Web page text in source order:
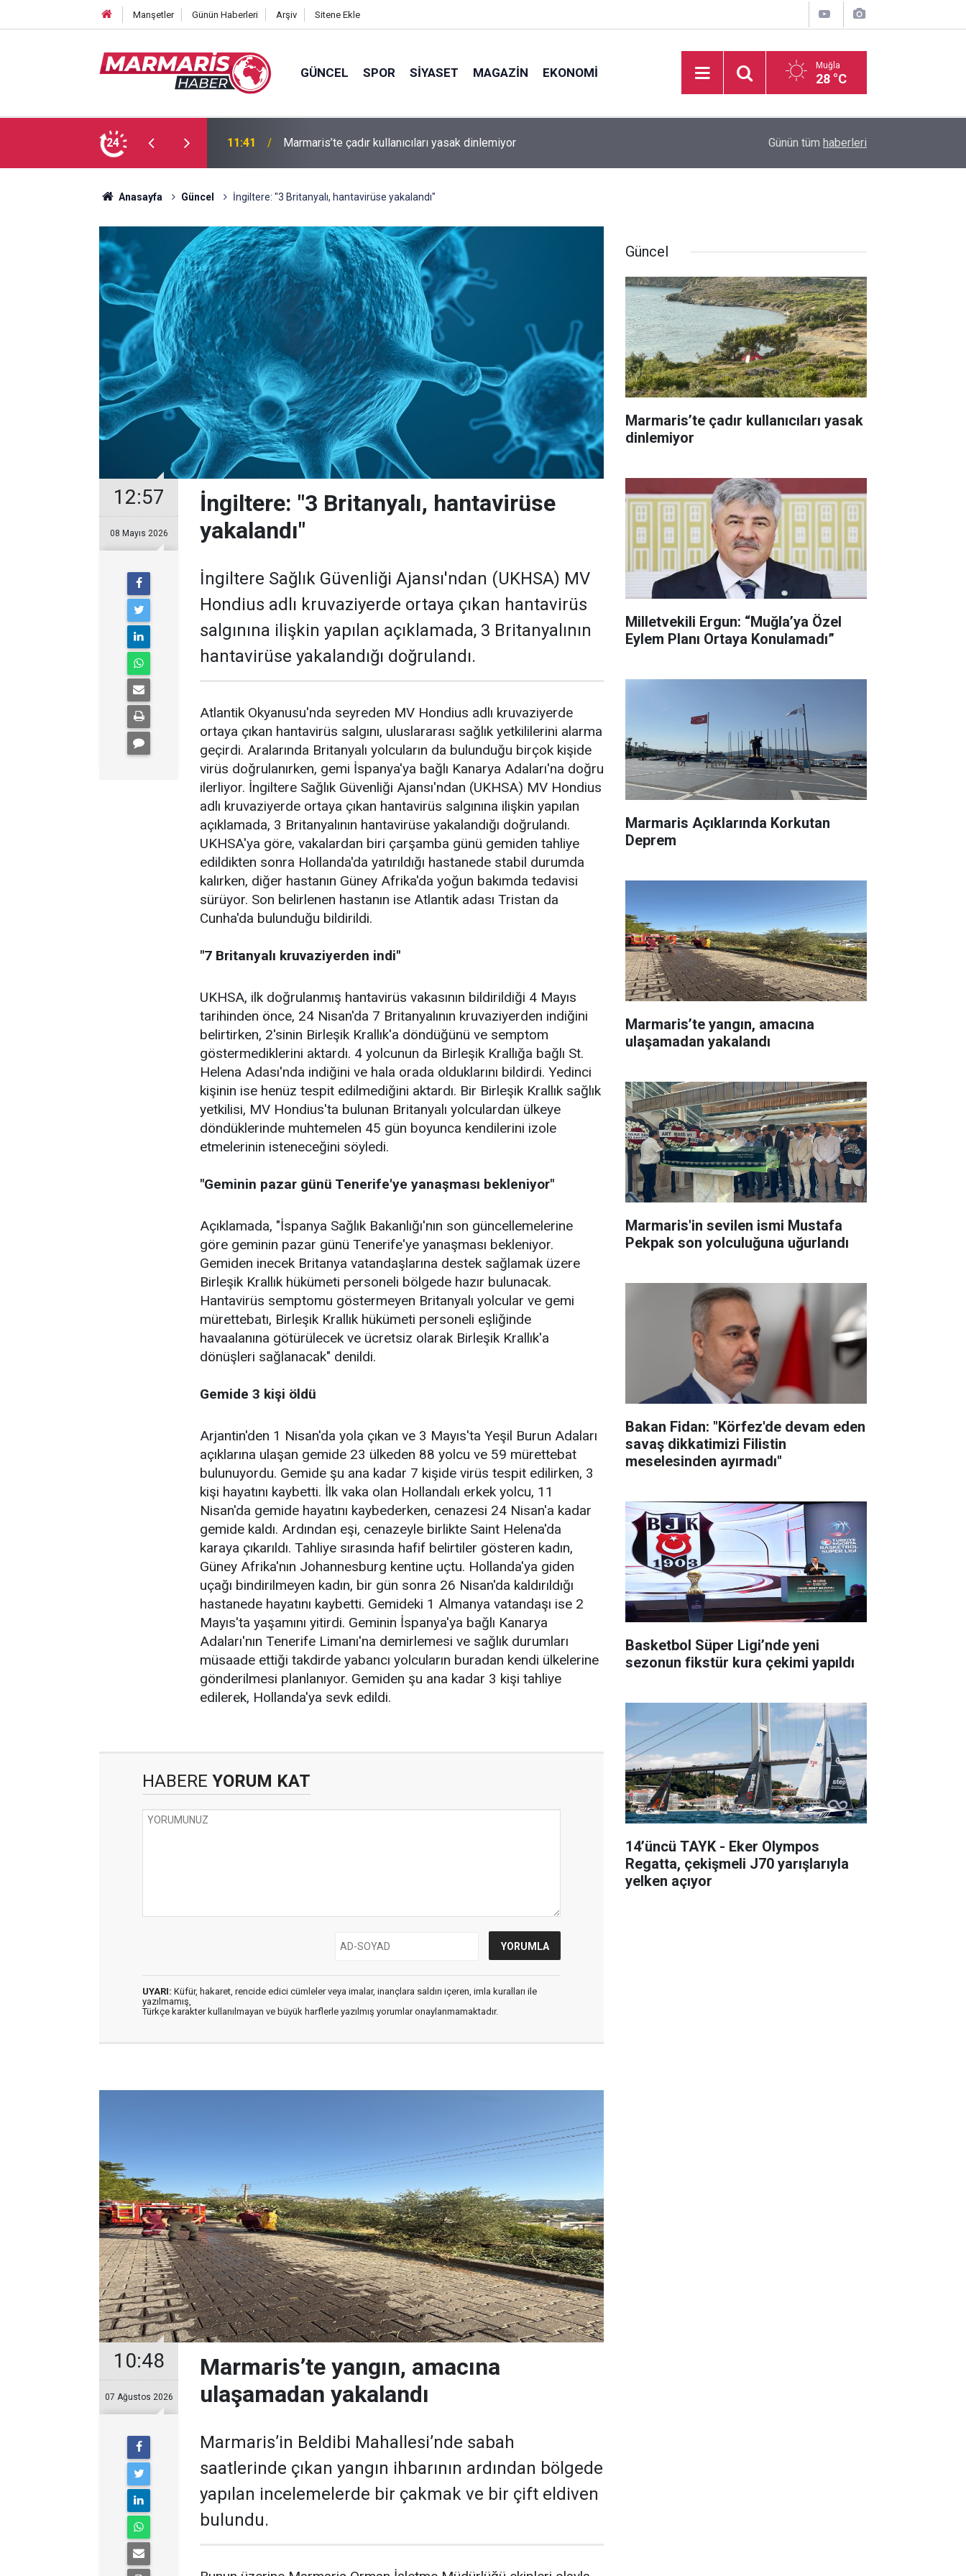
Manşetler Günün Haberleri Arşiv Sitene Ekle
GÜNCEL SPOR SIYASET MAGAZIN EKONOMI Muğla
28 °C
24 11:11 Milletvekili Ergun: “Muğla’ya Özel Eylem Planı Ortaya Konulamadı” Marmaris Açıklarında Korkutan Deprem
Günün tüm haberleri
Anasayfa Güncel İngiltere: "3 Britanyalı, hantavirüse yakalandı"
12:57
08 Mayıs 2026
İngiltere: "3 Britanyalı, hantavirüse
yakalandı"
İngiltere Sağlık Güvenliği Ajansı'ndan (UKHSA) MV
Hondius adlı kruvaziyerde ortaya çıkan hantavirüs
salgınına ilişkin yapılan açıklamada, 3 Britanyalının
hantavirüse yakalandığı doğrulandı.
Atlantik Okyanusu'nda seyreden MV Hondius adlı kruvaziyerde
ortaya çıkan hantavirüs salgını, uluslararası sağlık yetkililerini alarma
geçirdi. Aralarında Britanyalı yolcuların da bulunduğu birçok kişide
virüs doğrulanırken, gemi İspanya'ya bağlı Kanarya Adaları'na doğru
ilerliyor. İngiltere Sağlık Güvenliği Ajansı'ndan (UKHSA) MV Hondius
adlı kruvaziyerde ortaya çıkan hantavirüs salgınına ilişkin yapılan
açıklamada, 3 Britanyalının hantavirüse yakalandığı doğrulandı.
UKHSA'ya göre, vakalardan biri çarşamba günü gemiden tahliye
edildikten sonra Hollanda'da yatırıldığı hastanede stabil durumda
kalırken, diğer hastanın Güney Afrika'da yoğun bakımda tedavisi
sürüyor. Son belirlenen hastanın ise Atlantik adası Tristan da
Cunha'da bulunduğu bildirildi.
"7 Britanyalı kruvaziyerden indi"
UKHSA, ilk doğrulanmış hantavirüs vakasının bildirildiği 4 Mayıs
tarihinden önce, 24 Nisan'da 7 Britanyalının kruvaziyerden indiğini
belirtirken, 2'sinin Birleşik Krallık'a döndüğünü ve semptom
göstermediklerini aktardı. 4 yolcunun da Birleşik Krallığa bağlı St.
Helena Adası'nda indiğini ve hala orada olduklarını bildirdi. Yedinci
kişinin ise henüz tespit edilmediğini aktardı. Bir Birleşik Krallık sağlık
yetkilisi, MV Hondius'ta bulunan Britanyalı yolculardan ülkeye
döndüklerinde muhtemelen 45 gün boyunca kendilerini izole
etmelerinin isteneceğini söyledi.
"Geminin pazar günü Tenerife'ye yanaşması bekleniyor"
Açıklamada, "İspanya Sağlık Bakanlığı'nın son güncellemelerine
göre geminin pazar günü Tenerife'ye yanaşması bekleniyor.
Gemiden inecek Britanya vatandaşlarına destek sağlamak üzere
Birleşik Krallık hükümeti personeli bölgede hazır bulunacak.
Hantavirüs semptomu göstermeyen Britanyalı yolcular ve gemi
mürettebatı, Birleşik Krallık hükümeti personeli eşliğinde
havaalanına götürülecek ve ücretsiz olarak Birleşik Krallık'a
dönüşleri sağlanacak" denildi.
Gemide 3 kişi öldü
Arjantin'den 1 Nisan'da yola çıkan ve 3 Mayıs'ta Yeşil Burun Adaları
açıklarına ulaşan gemide 23 ülkeden 88 yolcu ve 59 mürettebat
bulunuyordu. Gemide şu ana kadar 7 kişide virüs tespit edilirken, 3
kişi hayatını kaybetti. İlk vaka olan Hollandalı erkek yolcu, 11
Nisan'da gemide hayatını kaybederken, cenazesi 24 Nisan'a kadar
gemide kaldı. Ardından eşi, cenazeyle birlikte Saint Helena'da
karaya çıkarıldı. Tahliye sırasında hafif belirtiler gösteren kadın,
Güney Afrika'nın Johannesburg kentine uçtu. Hollanda'ya giden
uçağı bindirilmeyen kadın, bir gün sonra 26 Nisan'da kaldırıldığı
hastanede hayatını kaybetti. Gemideki 1 Almanya vatandaşı ise 2
Mayıs'ta yaşamını yitirdi. Geminin İspanya'ya bağlı Kanarya
Adaları'nın Tenerife Limanı'na demirlemesi ve sağlık durumları
müsaade ettiği takdirde yabancı yolcuların buradan kendi ülkelerine
gönderilmesi planlanıyor. Gemiden şu ana kadar 3 kişi tahliye
edilerek, Hollanda'ya sevk edildi.
HABERE YORUM KAT
UYARI: Küfür, hakaret, rencide edici cümleler veya imalar, inançlara saldırı içeren, imla kuralları ile
yazılmamış,
Türkçe karakter kullanılmayan ve büyük harflerle yazılmış yorumlar onaylanmamaktadır.
10:48
07 Ağustos 2026
Marmaris’te yangın, amacına
ulaşamadan yakalandı
Marmaris’in Beldibi Mahallesi’nde sabah
saatlerinde çıkan yangın ihbarının ardından bölgede
yapılan incelemelerde bir çakmak ve bir çift eldiven
bulundu.
Güncel
Marmaris’te çadır kullanıcıları yasak
dinlemiyor
Milletvekili Ergun: “Muğla’ya Özel
Eylem Planı Ortaya Konulamadı”
Marmaris Açıklarında Korkutan
Deprem
Marmaris’te yangın, amacına
ulaşamadan yakalandı
Marmaris'in sevilen ismi Mustafa
Pekpak son yolculuğuna uğurlandı
Bakan Fidan: "Körfez'de devam eden
savaş dikkatimizi Filistin
meselesinden ayırmadı"
Basketbol Süper Ligi’nde yeni
sezonun fikstür kura çekimi yapıldı
14’üncü TAYK - Eker Olympos
Regatta, çekişmeli J70 yarışlarıyla
yelken açıyor